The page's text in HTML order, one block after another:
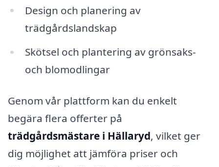
Design och planering av
trädgårdslandskap
Skötsel och plantering av grönsaks-
och blomodlingar
Genom vår plattform kan du enkelt
begära flera offerter på
trädgårdsmästare i Hällaryd, vilket ger
dig möjlighet att jämföra priser och